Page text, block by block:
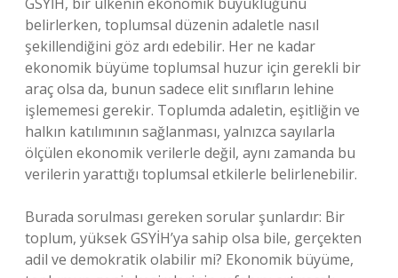
belirlerken, toplumsal düzenin adaletle nasıl
şekillendiğini göz ardı edebilir. Her ne kadar
ekonomik büyüme toplumsal huzur için gerekli bir
araç olsa da, bunun sadece elit sınıfların lehine
işlememesi gerekir. Toplumda adaletin, eşitliğin ve
halkın katılımının sağlanması, yalnızca sayılarla
ölçülen ekonomik verilerle değil, aynı zamanda bu
verilerin yarattığı toplumsal etkilerle belirlenebilir.
Burada sorulması gereken sorular şunlardır: Bir
toplum, yüksek GSYİH’ya sahip olsa bile, gerçekten
adil ve demokratik olabilir mi? Ekonomik büyüme,